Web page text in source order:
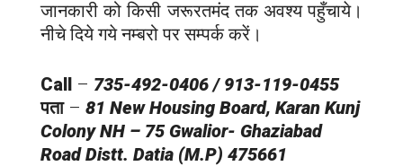
जानकारी को किसी जरूरतमंद तक अवश्य पहुँचाये।
नीचे दिये गये नम्बरो पर सम्पर्क करें।
Call – 735-492-0406 / 913-119-0455
पता– 81 New Housing Board, Karan Kunj
Colony NH – 75 Gwalior- Ghaziabad
Road Distt. Datia (M.P) 475661